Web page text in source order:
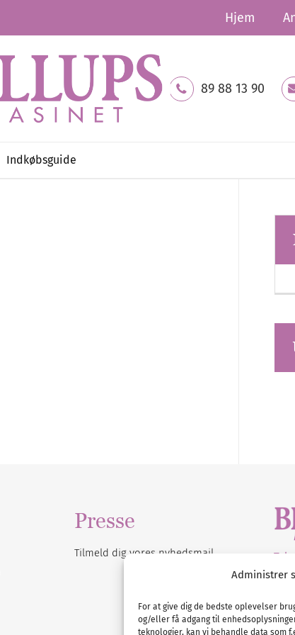
Administrer
For at give dig de bedste oplevelser
og/eller få adgang til
teknologier, kan vi behandle data som
Hjem
89 88 13 90
Indkøbsguide
Presse
Tilmeld dig vores nyhedsmail Tel :
E-
©